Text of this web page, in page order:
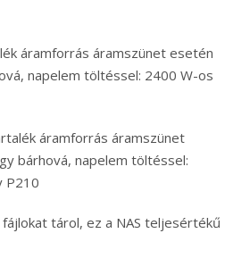
áramforrás áramszünet esetén
napelem töltéssel: 2400 W-os
áramforrás áramszünet
bárhová, napelem töltéssel:
P210
fájlokat tárol, ez a NAS teljesértékű